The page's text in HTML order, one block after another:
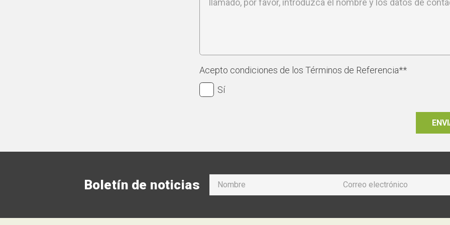
Acepto condiciones de los Términos de Referencia**
Sí
Boletín de noticias